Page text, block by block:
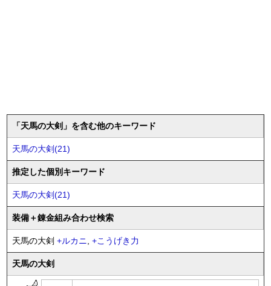
「天馬の大剣」を含む他のキーワード
天馬の大剣(21)
推定した個別キーワード
天馬の大剣(21)
装備＋錬金組み合わせ検索
天馬の大剣 +ルカニ, +こうげき力
天馬の大剣